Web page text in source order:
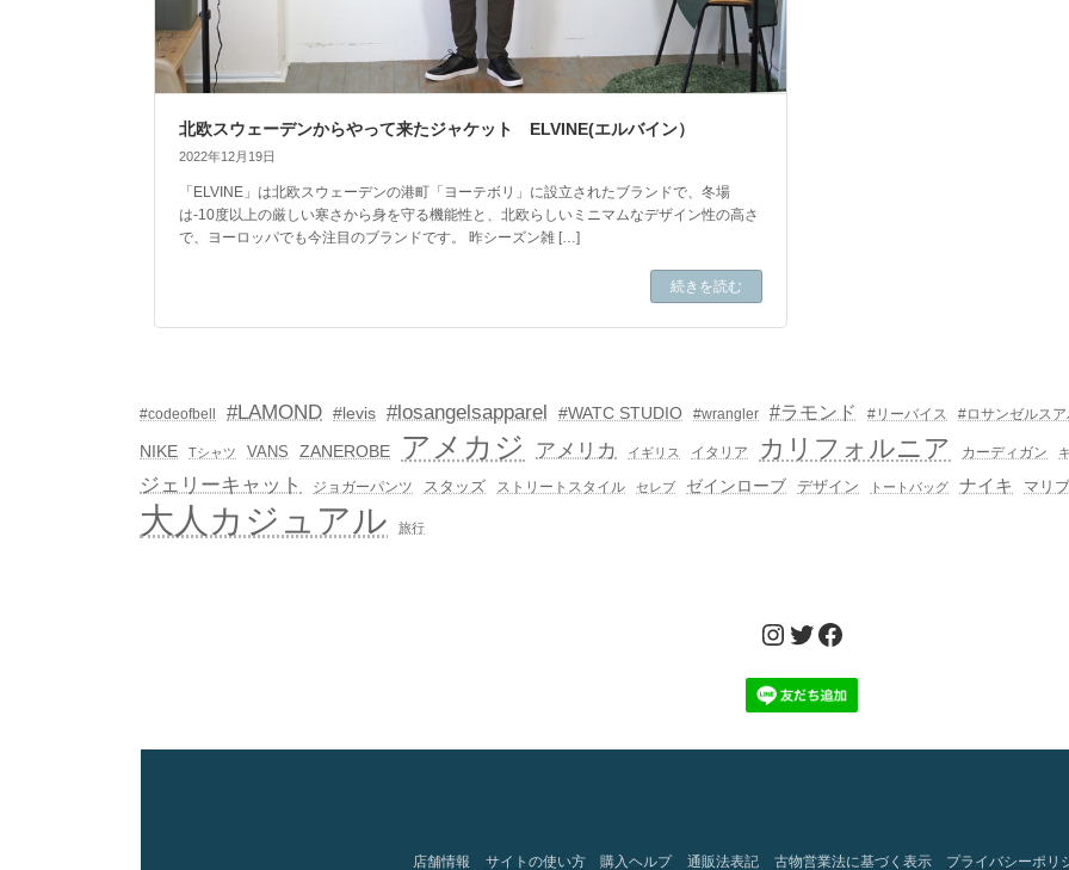
北欧スウェーデンからやって来たジャケット ELVINE(エルバイン）
2022年12月19日
「ELVINE」は北欧スウェーデンの港町「ヨーテボリ」に設立されたブランドで、冬場
は-10度以上の厳しい寒さから身を守る機能性と、北欧らしいミニマムなデザイン性の高さ
で、ヨーロッパでも今注目のブランドです。 昨シーズン雑 […]
続きを読む
#codeofbell #LAMOND #levis #losangelsapparel #WATC STUDIO #wrangler #ラモンド #リーバイス #ロサンゼルス
NIKE
Tシャツ VANS ZANEROBE アメカジ アメリカ イギリス イタリア カリフォルニア カーディガン
ジェリーキャット
ジョガーパンツ スタッズ ストリートスタイル セレブ ゼインローブ デザイン トートバッグ ナイキ マリブ
大人カジュアル 旅行
Instagram
Twitter
Facebook
店舗情報 サイトの使い方 購入ヘルプ 通販法表記 古物営業法に基づく表示 プライバシーポリ